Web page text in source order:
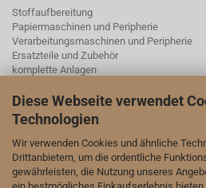
Diese Webseite verwendet
Technologien
Wir verwenden Cookies und ähnliche
Drittanbietern, um die ordentliche
gewährleisten, die Nutzung unseres
Stoffaufbereitung
Papiermaschinen und Peripherie
Verarbeitungsmaschinen und Peripherie
Ersatzteile und Zubehör
komplette Anlagen
SOCIAL MEDA
Wir sind auch auf LinkedIn und YouTube